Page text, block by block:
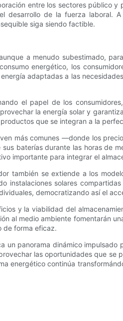
entre los sectores público
desarrollo de la fuerza laboral.
siga siendo factible.
a menudo subestimado,
energético, los
adaptadas a las
el papel de los
la energía solar y
que se integran a la
más comunes —donde los
baterías durante las horas de
importante para integrar el
también se extiende a los
instalaciones solares
democratizando así el
y la viabilidad del
al medio ambiente fomentarán
de forma eficaz.
un panorama dinámico
las oportunidades que
energético continúa